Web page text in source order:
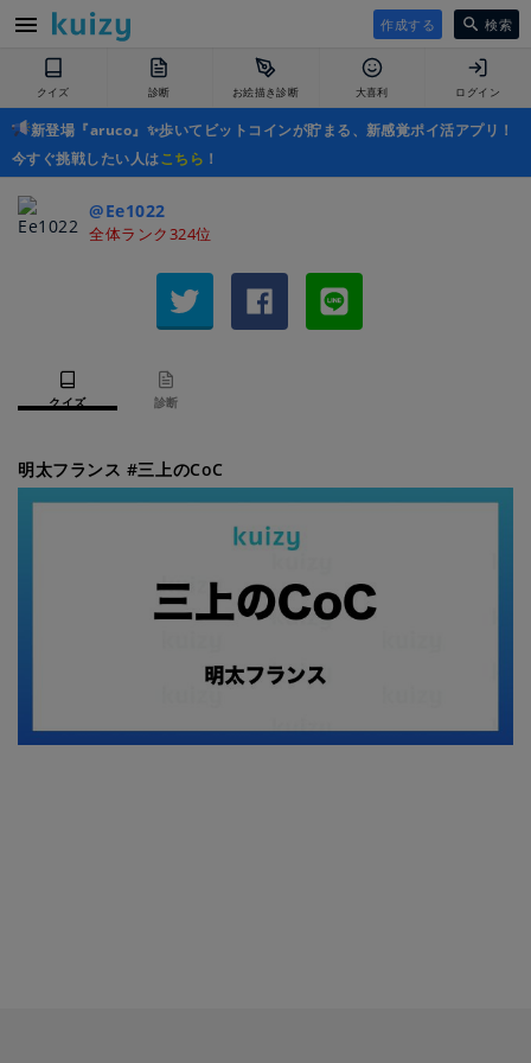
作成する 検索
クイズ 診断 お絵描き診断 大喜利 ログイン
新登場『aruco』✨歩いてビットコインが貯まる、新感覚ポイ活アプリ！
今すぐ挑戦したい人はこちら ！
@Ee1022
全体ランク324位
クイズ 診断
明太フランス #三上のCoC